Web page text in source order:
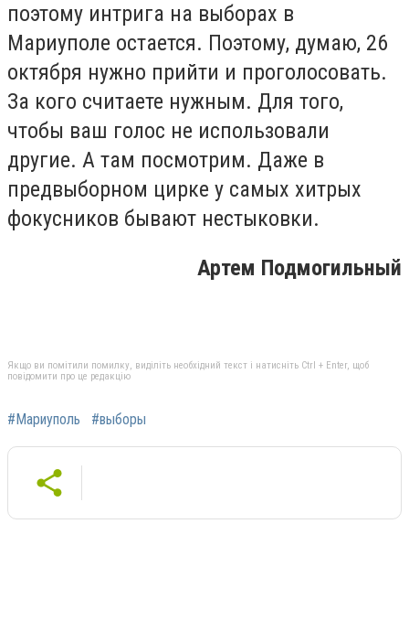
поэтому интрига на выборах в
Мариуполе остается. Поэтому, думаю, 26
октября нужно прийти и проголосовать.
За кого считаете нужным. Для того,
чтобы ваш голос не использовали
другие. А там посмотрим. Даже в
предвыборном цирке у самых хитрых
фокусников бывают нестыковки.
Артем Подмогильный
Якщо ви помітили помилку, виділіть необхідний текст і натисніть Ctrl + Enter, щоб
повідомити про це редакцію
#Мариуполь #выборы